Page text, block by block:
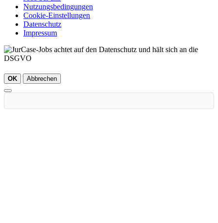
Nutzungsbedingungen
Cookie-Einstellungen
Datenschutz
Impressum
OK Abbrechen